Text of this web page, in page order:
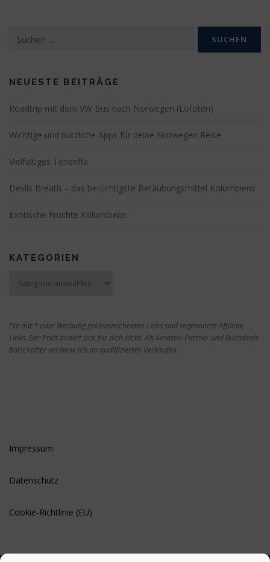
nach:
NEUESTE BEITRÄGE
Roadtrip mit dem VW Bus nach Norwegen (Lofoten)
Wichtige und nützliche Apps für deine Norwegen Reise
Vielfältiges Teneriffa
Devils Breath – das berüchtigste Betäubungsmittel Kolumbiens
Exotische Früchte Kolumbiens
KATEGORIEN
Die mit * oder Werbung gekennzeichneten Links sind sogenannte Affiliate
Links. Der Preis ändert sich für dich nicht. Als Amazon-Partner und Buchdeals
Botschafter verdiene ich an qualifizierten Verkäufen.
Impressum
Datenschutz
Cookie-Richtlinie (EU)